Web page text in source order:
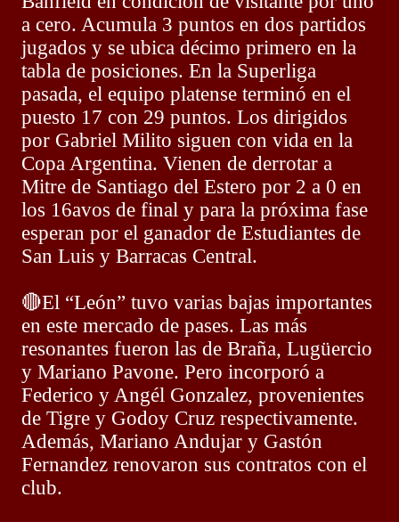
a cero. Acumula 3 puntos en dos partidos
jugados y se ubica décimo primero en la
tabla de posiciones. En la Superliga
pasada, el equipo platense terminó en el
puesto 17 con 29 puntos. Los dirigidos
por Gabriel Milito siguen con vida en la
Copa Argentina. Vienen de derrotar a
Mitre de Santiago del Estero por 2 a 0 en
los 16avos de final y para la próxima fase
esperan por el ganador de Estudiantes de
San Luis y Barracas Central.
🔴El “León” tuvo varias bajas importantes
en este mercado de pases. Las más
resonantes fueron las de Braña, Lugüercio
y Mariano Pavone. Pero incorporó a
Federico y Angél Gonzalez, provenientes
de Tigre y Godoy Cruz respectivamente.
Además, Mariano Andujar y Gastón
Fernandez renovaron sus contratos con el
club.